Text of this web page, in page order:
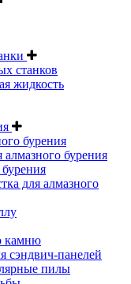
станков
жидкость
бурения
бурения
для алмазного
камню
сэндвич-панелей
пилы